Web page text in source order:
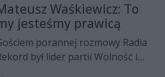
Waśkiewicz: To
jesteśmy prawicą
porannej rozmowy Radia
był lider partii Wolność i